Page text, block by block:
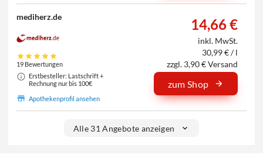
mediherz.de
19 Bewertungen
Erstbesteller: Lastschrift +
Rechnung nur bis 100€
Apothekenprofil ansehen
14,66 €
inkl. MwSt.
30,99 € / l
zzgl. 3,90 € Versand
zum Shop
Alle 31 Angebote anzeigen